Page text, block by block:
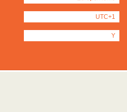
UTC+1
Y